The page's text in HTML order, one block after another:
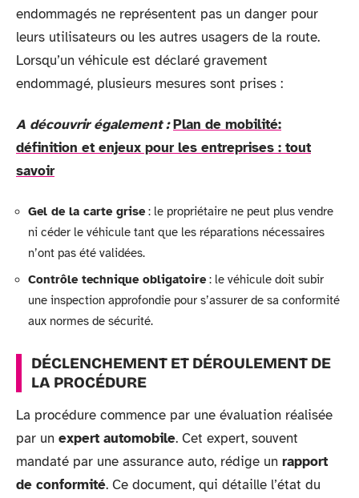
endommagés ne représentent pas un danger pour
leurs utilisateurs ou les autres usagers de la route.
Lorsqu’un véhicule est déclaré gravement
endommagé, plusieurs mesures sont prises :
A découvrir également : Plan de mobilité:
définition et enjeux pour les entreprises : tout
savoir
Gel de la carte grise: le propriétaire ne peut plus vendre
ni céder le véhicule tant que les réparations nécessaires
n’ont pas été validées.
Contrôle technique obligatoire: le véhicule doit subir
une inspection approfondie pour s’assurer de sa conformité
aux normes de sécurité.
DÉCLENCHEMENT ET DÉROULEMENT DE
LA PROCÉDURE
La procédure commence par une évaluation réalisée
par un expert automobile. Cet expert, souvent
mandaté par une assurance auto, rédige un rapport
de conformité. Ce document, qui détaille l’état du